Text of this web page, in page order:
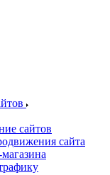
сайтов
сайта